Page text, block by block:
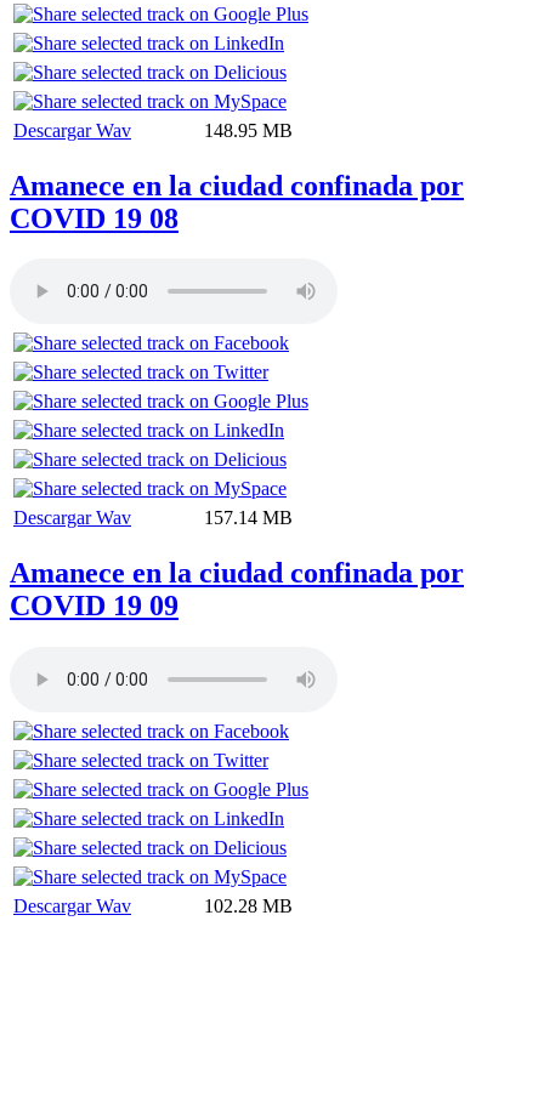
Descargar Wav 148.95 MB
Amanece en la ciudad confinada por
COVID 19 08
Descargar Wav 157.14 MB
Amanece en la ciudad confinada por
COVID 19 09
Descargar Wav 102.28 MB